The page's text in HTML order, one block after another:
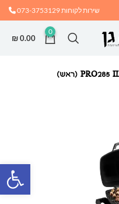
שירות לקוחות073-3753129
0
₪0.00